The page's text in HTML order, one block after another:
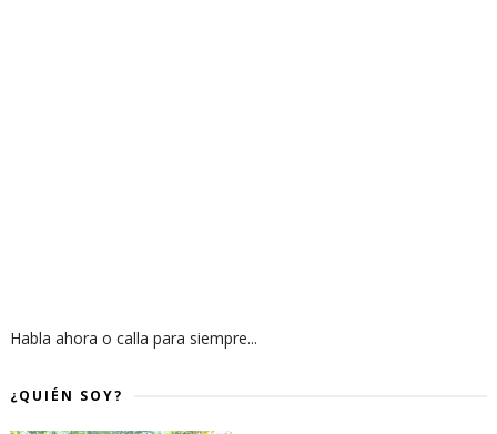
Habla ahora o calla para siempre...
¿QUIÉN SOY?